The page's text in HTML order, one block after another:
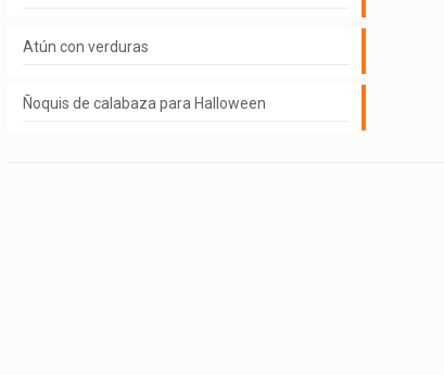
Atún con verduras
Ñoquis de calabaza para Halloween